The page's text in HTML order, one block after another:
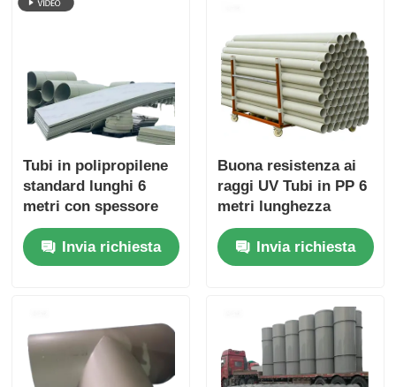
Tubi in polipropilene
standard lunghi 6
metri con spessore
della parete da 3 a 5,5
mm adatti per sistemi
di
Invia richiesta
Buona resistenza ai
raggi UV Tubi in PP 6
metri lunghezza
standard Alta
resistenza agli acidi
Resistenza chimica
industriali
Invia richiesta